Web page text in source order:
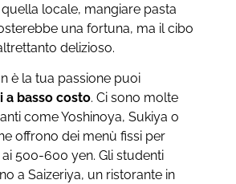
locale, mangiare pasta
una fortuna, ma il cibo
delizioso.
è la tua passione puoi
a basso costo. Ci sono molte
come Yoshinoya, Sukiya o
offrono dei menù fissi per
500-600 yen. Gli studenti
a Saizeriya, un ristorante in